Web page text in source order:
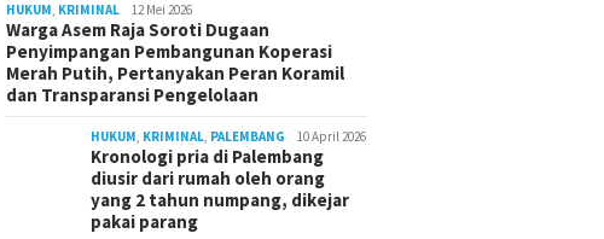
HUKUM, KRIMINAL 12 Mei 2026
Warga Asem Raja Soroti Dugaan
Penyimpangan Pembangunan Koperasi
Merah Putih, Pertanyakan Peran Koramil
dan Transparansi Pengelolaan
HUKUM, KRIMINAL, PALEMBANG 10 April 2026
Kronologi pria di Palembang
diusir dari rumah oleh orang
yang 2 tahun numpang, dikejar
pakai parang